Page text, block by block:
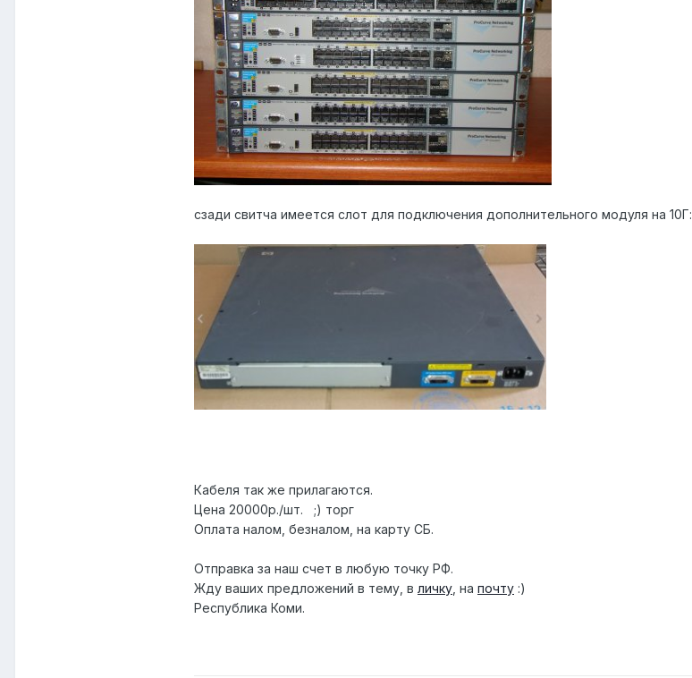
сзади свитча имеется слот для подключения дополнительного модуля на 10Г:
Кабеля так же прилагаются.
Цена 20000р./шт. ;) торг
Оплата налом, безналом, на карту СБ.
Отправка за наш счет в любую точку РФ.
Жду ваших предложений в тему, в личку , на почту :)
Республика Коми.